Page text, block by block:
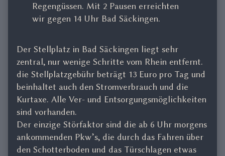
Regengüssen. Mit 2 Pausen erreichten
wir gegen 14 Uhr Bad Säckingen.
Der Stellplatz in Bad Säckingen liegt sehr
zentral, nur wenige Schritte vom Rhein entfernt.
die Stellplatzgebühr beträgt 13 Euro pro Tag und
beinhaltet auch den Stromverbrauch und die
Kurtaxe. Alle Ver- und Entsorgungsmöglichkeiten
sind vorhanden.
Der einzige Störfaktor sind die ab 6 Uhr morgens
ankommenden Pkw’s, die durch das Fahren über
den Schotterboden und das Türschlagen etwas